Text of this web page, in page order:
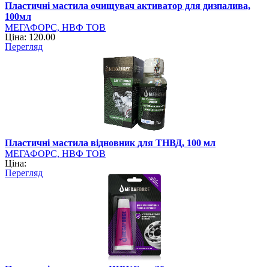
Пластичні мастила очищувач активатор для дизпалива,
100мл
МЕГАФОРС, НВФ ТОВ
Ціна: 120.00
Перегляд
Пластичні мастила відновник для ТНВД, 100 мл
МЕГАФОРС, НВФ ТОВ
Ціна:
Перегляд